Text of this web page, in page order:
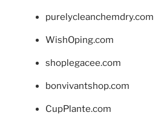
purelycleanchemdry.com
WishOping.com
shoplegacee.com
bonvivantshop.com
CupPlante.com